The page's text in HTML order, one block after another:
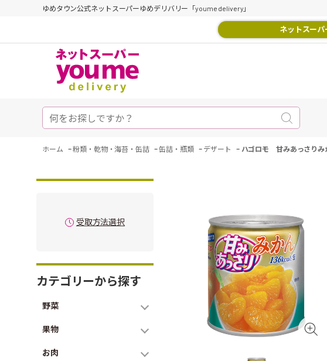
ゆめタウン公式ネットスーパーゆめデリバリー「youme delivery」
ネットスーパ
ホーム -粉類・乾物・海苔・缶詰 -缶詰・瓶類 - デザート - ハゴロモ 甘みあっさりみ
受取方法選択
カテゴリーから探す
野菜
果物
お肉